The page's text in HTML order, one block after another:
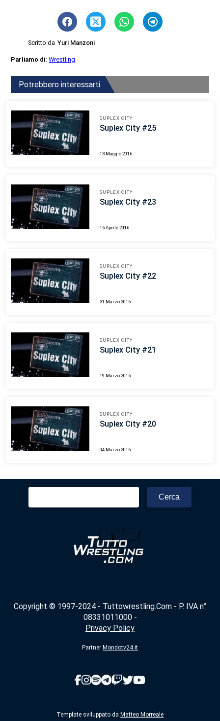
Scritto da Yuri Manzoni
Parliamo di:Wrestling
Potrebbero interessarti
SUPLEX CITY
Suplex City #25
13 Maggio 2016
SUPLEX CITY
Suplex City #23
16 Aprile 2016
SUPLEX CITY
Suplex City #22
31 Marzo 2016
SUPLEX CITY
Suplex City #21
19 Marzo 2016
SUPLEX CITY
Suplex City #20
04 Marzo 2016
Copyright © 1997-2024 - Tuttowrestling.Com - P. IVA n°
08331011000 -
Privacy Policy
Partner Mondotv24.it
Template sviluppato da Matteo Morreale